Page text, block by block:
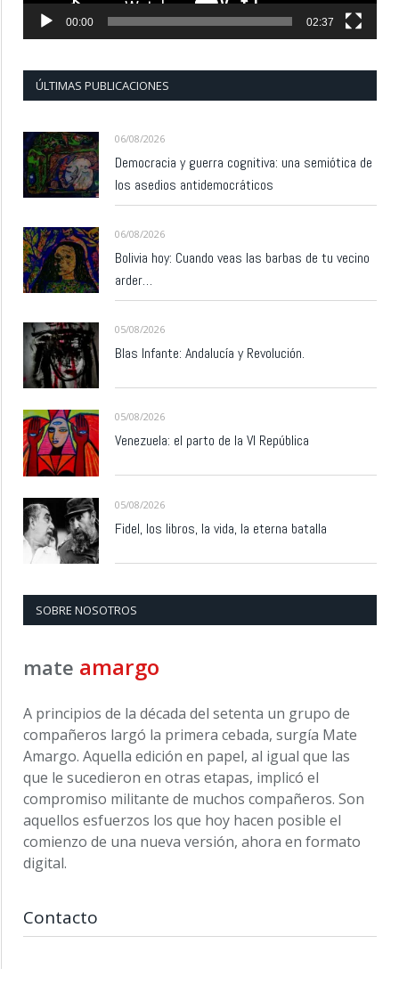
00:00 02:37
ÚLTIMAS PUBLICACIONES
06/08/2026
Democracia y guerra cognitiva: una semiótica de
los asedios antidemocráticos
06/08/2026
Bolivia hoy: Cuando veas las barbas de tu vecino
arder…
05/08/2026
Blas Infante: Andalucía y Revolución.
05/08/2026
Venezuela: el parto de la VI República
05/08/2026
Fidel, los libros, la vida, la eterna batalla
SOBRE NOSOTROS
mate amargo
A principios de la década del setenta un grupo de
compañeros largó la primera cebada, surgía Mate
Amargo. Aquella edición en papel, al igual que las
que le sucedieron en otras etapas, implicó el
compromiso militante de muchos compañeros. Son
aquellos esfuerzos los que hoy hacen posible el
comienzo de una nueva versión, ahora en formato
digital.
Contacto